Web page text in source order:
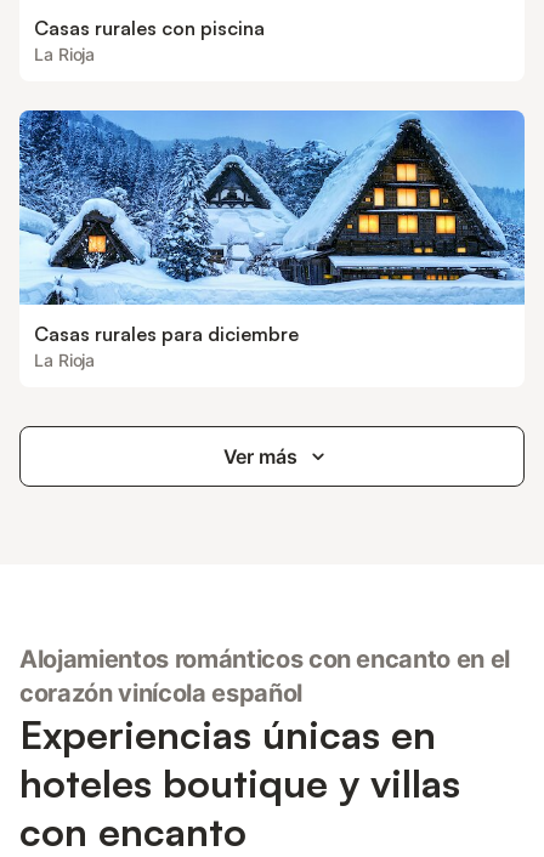
Casas rurales con piscina
La Rioja
Casas rurales para diciembre
La Rioja
Ver más
Alojamientos románticos con encanto en el
corazón vinícola español
Experiencias únicas en
hoteles boutique y villas
con encanto